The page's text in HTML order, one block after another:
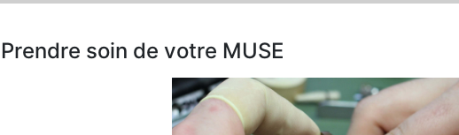
Prendre soin de votre MUSE